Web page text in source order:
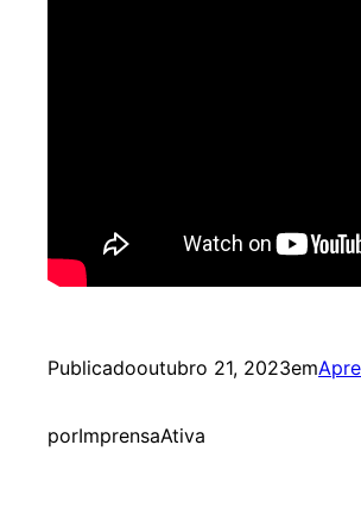
Publicadooutubro 21, 2023em
porImprensaAtiva